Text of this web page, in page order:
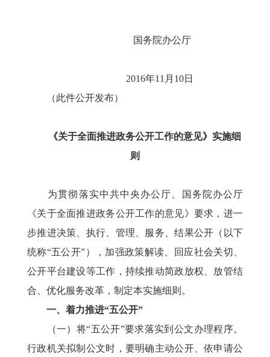
国务院办公厅
2016年11月10日
（此件公开发布）
《关于全面推进政务公开工作的意见》实施细
则
为贯彻落实中共中央办公厅、国务院办公厅
《关于全面推进政务公开工作的意见》要求，进一
步推进决策、执行、管理、服务、结果公开（以下
统称“五公开”），加强政策解读、回应社会关切、
公开平台建设等工作，持续推动简政放权、放管结
合、优化服务改革，制定本实施细则。
一、着力推进“五公开”
（一）将“五公开”要求落实到公文办理程序。
行政机关拟制公文时，要明确主动公开、依申请公